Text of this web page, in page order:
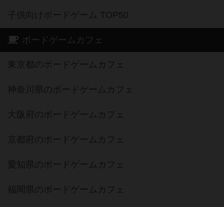
子供向けボードゲーム TOP50
ボードゲームカフェ
東京都のボードゲームカフェ
神奈川県のボードゲームカフェ
大阪府のボードゲームカフェ
京都府のボードゲームカフェ
愛知県のボードゲームカフェ
福岡県のボードゲームカフェ